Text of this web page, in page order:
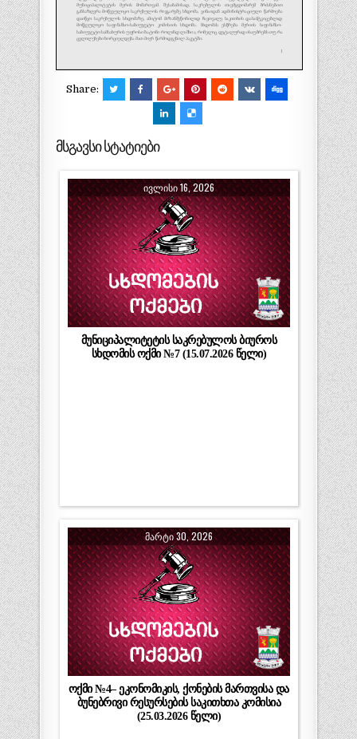
Share:
მსგავსი სტატიები
ᲘᲕᲚᲘᲡᲘ 16, 2026
მუნიციპალიტეტის საკრებულოს ბიუროს
სხდომის ოქმი №7 (15.07.2026 წელი)
ᲛᲐᲠᲢᲘ 30, 2026
ოქმი №4– ეკონომიკის, ქონების მართვისა და
ბუნებრივი რესურსების საკითხთა კომისია
(25.03.2026 წელი)